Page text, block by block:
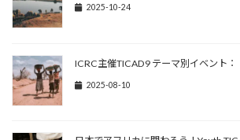
2025-10-24
ICRC主催TICAD9 テーマ別イベント：
2025-08-10